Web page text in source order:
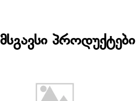
მსგავსი პროდუქტები